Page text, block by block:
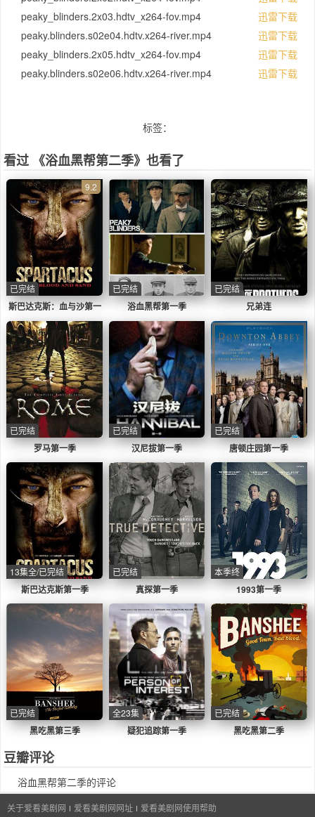
peaky_blinders.2x03.hdtv_x264-fov.mp4
迅雷下载
peaky.blinders.s02e04.hdtv.x264-river.mp4
迅雷下载
peaky_blinders.2x05.hdtv_x264-fov.mp4
迅雷下载
peaky.blinders.s02e06.hdtv.x264-river.mp4
迅雷下载
标签：
看过 《浴血黑帮第二季》也看了
斯巴达克斯：血与沙第一
季
9.2
已完结
浴血黑帮第一季
已完结
兄弟连
已完结
罗马第一季
已完结
汉尼拔第一季
已完结
唐顿庄园第一季
已完结
斯巴达克斯第一季
13集全/已完结
真探第一季
已完结
1993第一季
本季终
黑吃黑第三季
已完结
疑犯追踪第一季
全23集
黑吃黑第二季
已完结
豆瓣评论
浴血黑帮第二季的评论
关于爱看美剧网 爱看美剧网网址 爱看美剧网使用帮助